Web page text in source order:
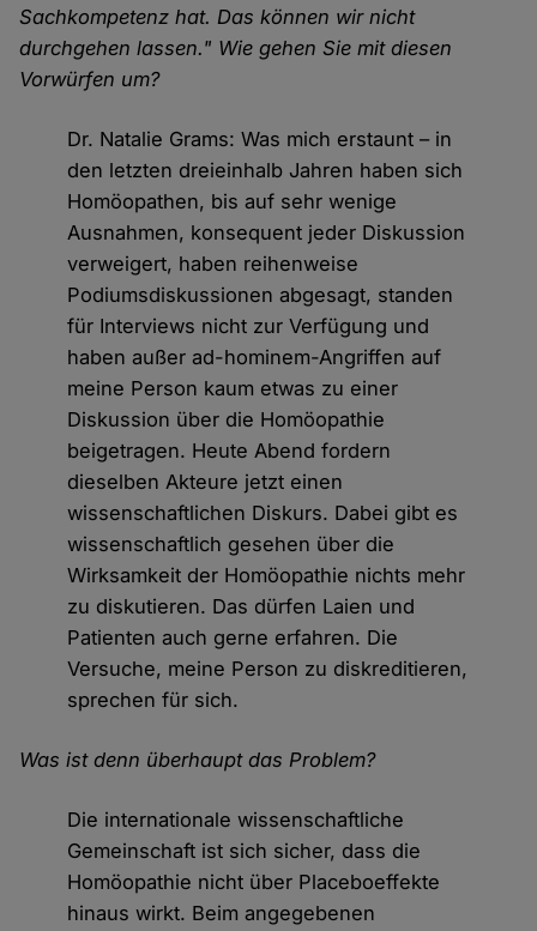
Sachkompetenz hat. Das können wir nicht
durchgehen lassen." Wie gehen Sie mit diesen
Vorwürfen um?
Dr. Natalie Grams: Was mich erstaunt – in
den letzten dreieinhalb Jahren haben sich
Homöopathen, bis auf sehr wenige
Ausnahmen, konsequent jeder Diskussion
verweigert, haben reihenweise
Podiumsdiskussionen abgesagt, standen
für Interviews nicht zur Verfügung und
haben außer ad-hominem-Angriffen auf
meine Person kaum etwas zu einer
Diskussion über die Homöopathie
beigetragen. Heute Abend fordern
dieselben Akteure jetzt einen
wissenschaftlichen Diskurs. Dabei gibt es
wissenschaftlich gesehen über die
Wirksamkeit der Homöopathie nichts mehr
zu diskutieren. Das dürfen Laien und
Patienten auch gerne erfahren. Die
Versuche, meine Person zu diskreditieren,
sprechen für sich.
Was ist denn überhaupt das Problem?
Die internationale wissenschaftliche
Gemeinschaft ist sich sicher, dass die
Homöopathie nicht über Placeboeffekte
hinaus wirkt. Beim angegebenen